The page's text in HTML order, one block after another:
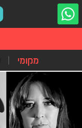
מקומי